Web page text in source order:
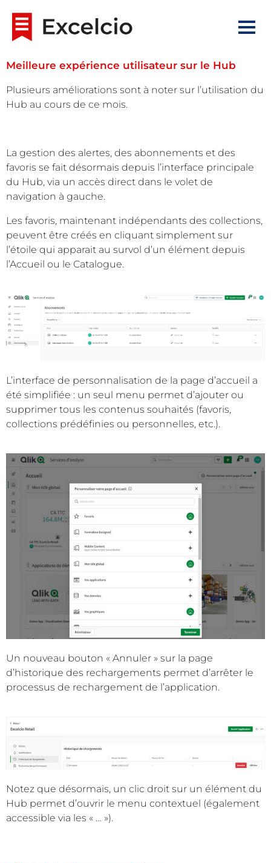
Meilleure expérience utilisateur sur le Hub
Plusieurs améliorations sont à noter sur l’utilisation du
Hub au cours de ce mois.
La gestion des alertes, des abonnements et des
favoris se fait désormais depuis l’interface principale
du Hub, via un accès direct dans le volet de
navigation à gauche.
Les favoris, maintenant indépendants des collections,
peuvent être créés en cliquant simplement sur
l’étoile qui apparait au survol d’un élément depuis
l’Accueil ou le Catalogue.
L’interface de personnalisation de la page d’accueil a
été simplifiée : un seul menu permet d’ajouter ou
supprimer tous les contenus souhaités (favoris,
collections prédéfinies ou personnelles, etc.).
Un nouveau bouton « Annuler » sur la page
d’historique des rechargements permet d’arrêter le
processus de rechargement de l’application.
Notez que désormais, un clic droit sur un élément du
Hub permet d’ouvrir le menu contextuel (également
accessible via les « … »).